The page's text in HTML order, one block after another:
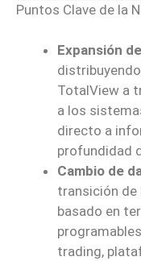
Puntos Clave de la
Expansión
TotalView a
a los
directo a
profundidad
Cambio de
transición de
basado en
trading,